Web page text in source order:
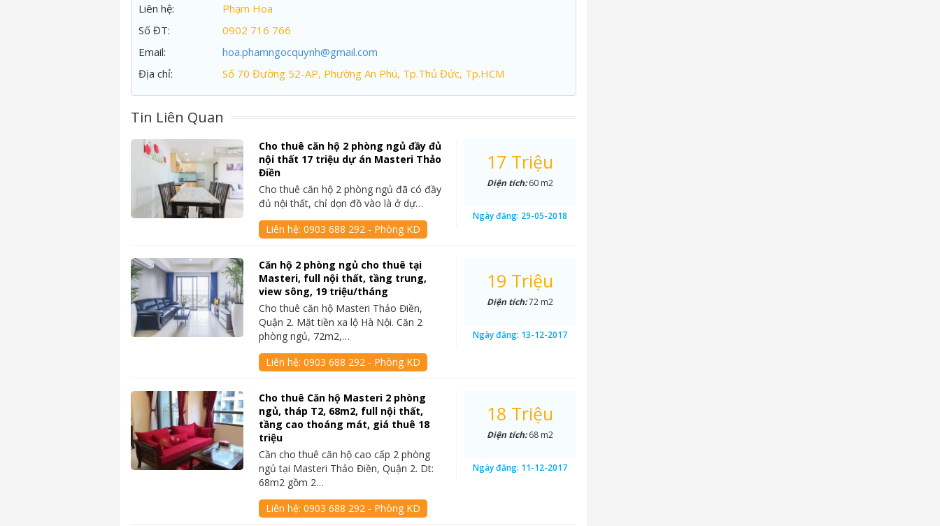
Liên hệ:
Phạm Hoa
Số ĐT:
0902 716 766
Email:
hoa.phamngocquynh@gmail.com
Địa chỉ:
Số 70 Đường 52-AP, Phường An Phú, Tp.Thủ Đức, Tp.HCM
Tin Liên Quan
Cho thuê căn hộ 2 phòng ngủ đầy đủ
nội thất 17 triệu dự án Masteri Thảo
Điền
Cho thuê căn hộ 2 phòng ngủ đã có đầy
đủ nội thất, chỉ dọn đồ vào là ở dự…
Liên hệ:0903 688 292 - Phòng KD
17 Triệu
Diện tích:60 m2
Ngày đăng: 29-05-2018
Căn hộ 2 phòng ngủ cho thuê tại
Masteri, full nội thất, tầng trung,
view sông, 19 triệu/tháng
Cho thuê căn hộ Masteri Thảo Điền,
Quận 2. Mặt tiền xa lộ Hà Nội. Căn 2
phòng ngủ, 72m2,…
Liên hệ:0903 688 292 - Phòng KD
19 Triệu
Diện tích:72 m2
Ngày đăng: 13-12-2017
Cho thuê Căn hộ Masteri 2 phòng
ngủ, tháp T2, 68m2, full nội thất,
tầng cao thoáng mát, giá thuê 18
triệu
Cần cho thuê căn hộ cao cấp 2 phòng
ngủ tại Masteri Thảo Điền, Quận 2. Dt:
68m2 gồm 2…
Liên hệ:0903 688 292 - Phòng KD
18 Triệu
Diện tích:68 m2
Ngày đăng: 11-12-2017